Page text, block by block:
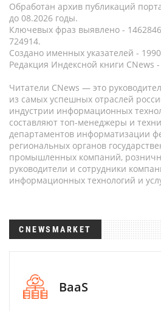
Обработан архив публикаций
до 08.2026 годы.
Ключевых фраз выявлено -
724914.
Создано именных указателей -
Редакция Индексной книги CNews -
Читатели CNews — это
из самых успешных отраслей
индустрии информационных
составляют топ-менеджеры и
департаментов информатизации
региональных органов
промышленных компаний,
руководители и сотрудники
информационных технологий и
CNEWSMARKET
BaaS